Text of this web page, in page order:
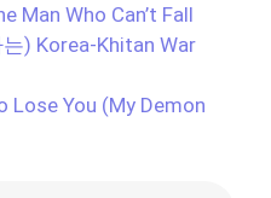
Man Who Can’t Fall
) Korea-Khitan War
Lose You (My Demon